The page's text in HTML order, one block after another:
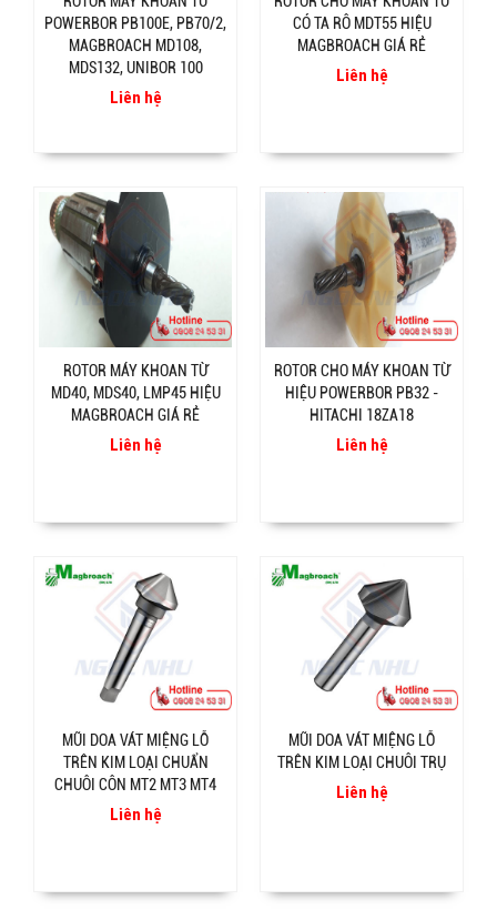
POWERBOR PB100E, PB70/2,
MAGBROACH MD108,
MDS132, UNIBOR 100
Liên hệ
CÓ TA RÔ MDT55 HIỆU
MAGBROACH GIÁ RẺ
Liên hệ
ROTOR MÁY KHOAN TỪ
MD40, MDS40, LMP45 HIỆU
MAGBROACH GIÁ RẺ
Liên hệ
ROTOR CHO MÁY KHOAN TỪ
HIỆU POWERBOR PB32 -
HITACHI 18ZA18
Liên hệ
MŨI DOA VÁT MIỆNG LỖ
TRÊN KIM LOẠI CHUẨN
CHUÔI CÔN MT2 MT3 MT4
Liên hệ
MŨI DOA VÁT MIỆNG LỖ
TRÊN KIM LOẠI CHUÔI TRỤ
Liên hệ